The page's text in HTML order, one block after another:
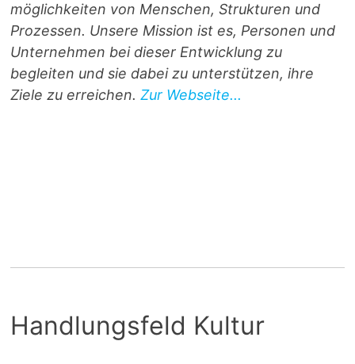
möglichkeiten von Menschen, Strukturen und
Prozessen. Unsere Mission ist es, Personen und
Unternehmen bei dieser Entwicklung zu
begleiten und sie dabei zu unterstützen, ihre
Ziele zu erreichen.Zur Webseite...
Handlungsfeld Kultur